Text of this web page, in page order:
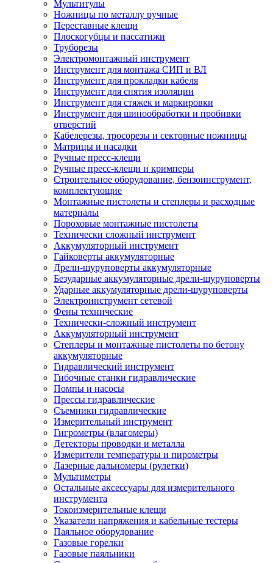
Мультитулы
Ножницы по металлу ручные
Переставные клещи
Плоскогубцы и пассатижи
Труборезы
Электромонтажный инструмент
Инструмент для монтажа СИП и ВЛ
Инструмент для прокладки кабеля
Инструмент для снятия изоляции
Инструмент для стяжек и маркировки
Инструмент для шинообработки и пробивки
отверстий
Кабелерезы, тросорезы и секторные ножницы
Матрицы и насадки
Ручные пресс-клещи
Ручные пресс-клещи и кримперы
Строительное оборудование, бензоинструмент,
комплектующие
Монтажные пистолеты и степлеры и расходные
материалы
Пороховые монтажные пистолеты
Технически сложный инструмент
Аккумуляторный инструмент
Гайковерты аккумуляторные
Дрели-шуруповерты аккумуляторные
Безударные аккумуляторные дрели-шуруповерты
Ударные аккумуляторные дрели-шуруповерты
Электроинструмент сетевой
Фены технические
Технически-сложный инструмент
Аккумуляторный инструмент
Степлеры и монтажные пистолеты по бетону
аккумуляторные
Гидравлический инструмент
Гибочные станки гидравлические
Помпы и насосы
Прессы гидравлические
Съемники гидравлические
Измерительный инструмент
Гигрометры (влагомеры)
Детекторы проводки и металла
Измерители температуры и пирометры
Лазерные дальномеры (рулетки)
Мультиметры
Остальные аксессуары для измерительного
инструмента
Токоизмерительные клещи
Указатели напряжения и кабельные тестеры
Паяльное оборудование
Газовые горелки
Газовые паяльники